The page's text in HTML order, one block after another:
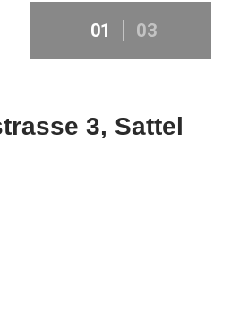
01 03
3, Sattel